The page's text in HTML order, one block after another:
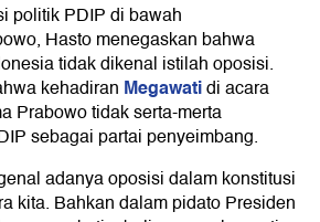
politik PDIP di bawah
Hasto menegaskan bahwa
tidak dikenal istilah oposisi.
kehadiran Megawatidi acara
Prabowo tidak serta-merta
sebagai partai penyeimbang.
adanya oposisi dalam konstitusi
kita. Bahkan dalam pidato Presiden